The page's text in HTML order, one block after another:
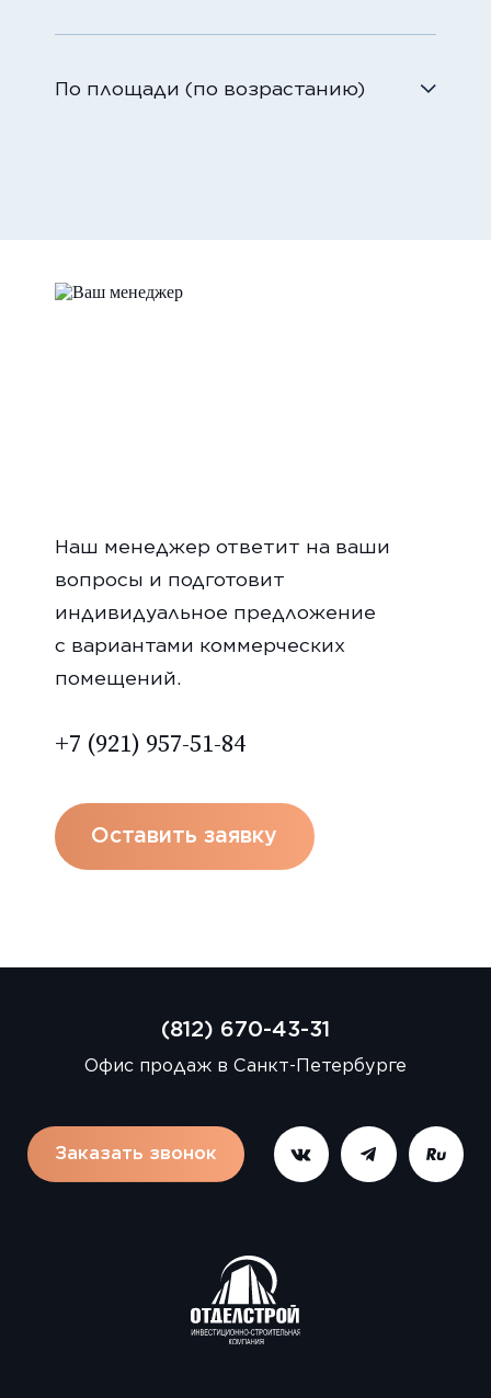
Наш менеджер ответит на ваши
вопросы и подготовит
индивидуальное предложение
с вариантами коммерческих
помещений.
+7 (921) 957-51-84
Оставить заявку
(812) 670-43-31
Офис продаж в Санкт-Петербурге
Заказать звонок